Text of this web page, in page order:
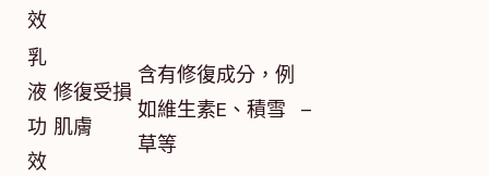
效
乳
液
功
效
修復受損
肌膚
含有修復成分，例
如維生素E、積雪
草等
–